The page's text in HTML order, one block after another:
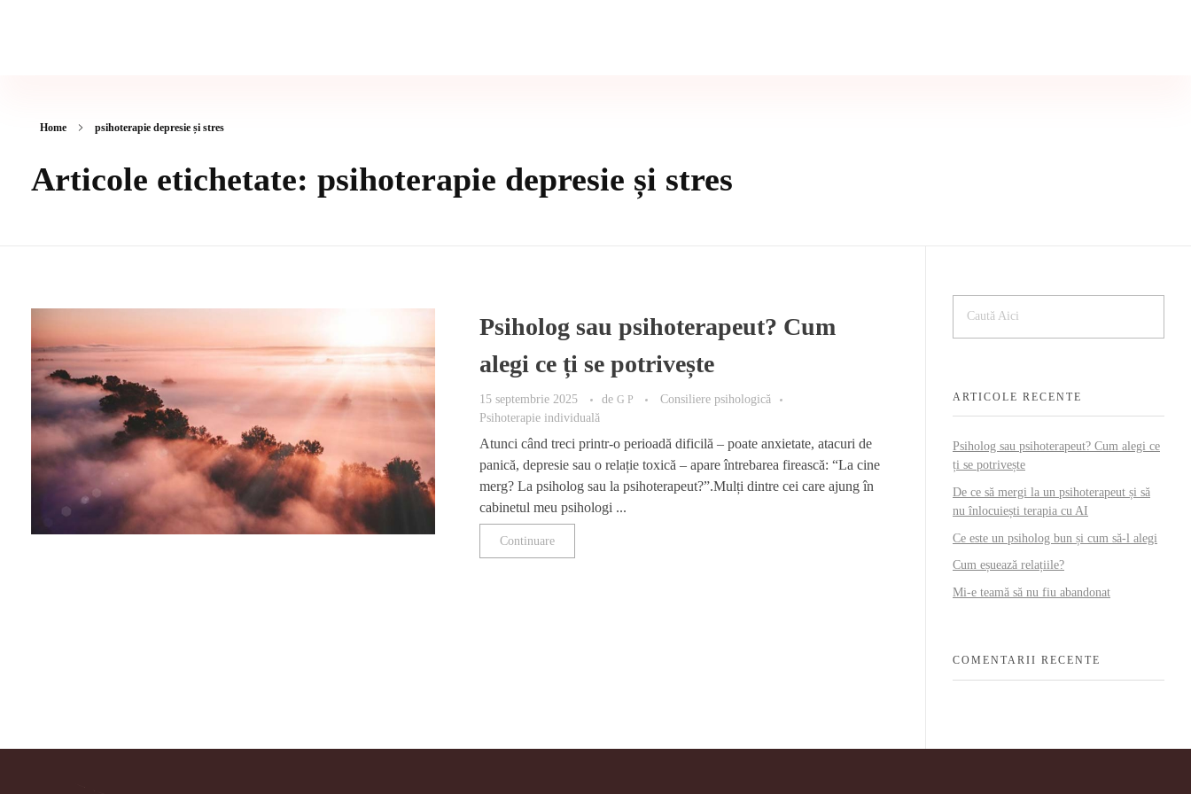
Home psihoterapie depresie și stres
Articole etichetate: psihoterapie depresie și stres
Psiholog sau psihoterapeut? Cum
alegi ce ți se potrivește
15 septembrie 2025 de G P
Consiliere psihologică
Psihoterapie individuală
Atunci când treci printr-o perioadă dificilă – poate anxietate, atacuri de
panică, depresie sau o relație toxică – apare întrebarea firească: “La cine
merg? La psiholog sau la psihoterapeut?”.Mulți dintre cei care ajung în
cabinetul meu psihologi ...
Continuare
ARTICOLE RECENTE
Psiholog sau psihoterapeut? Cum alegi ce
ți se potrivește
De ce să mergi la un psihoterapeut și să
nu înlocuiești terapia cu AI
Ce este un psiholog bun și cum să-l alegi
Cum eșuează relațiile?
Mi-e teamă să nu fiu abandonat
COMENTARII RECENTE